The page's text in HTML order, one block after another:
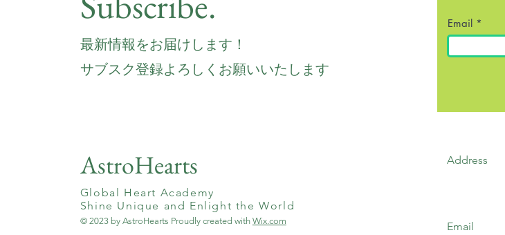
最新情報をお届けします！
サブスク登録よろしくお願いいたします
AstroHearts
Global Heart Academy
Shine Unique and Enlight the World
© 2023 by AstroHearts Proudly created with Wix.com
Email
Address
Email